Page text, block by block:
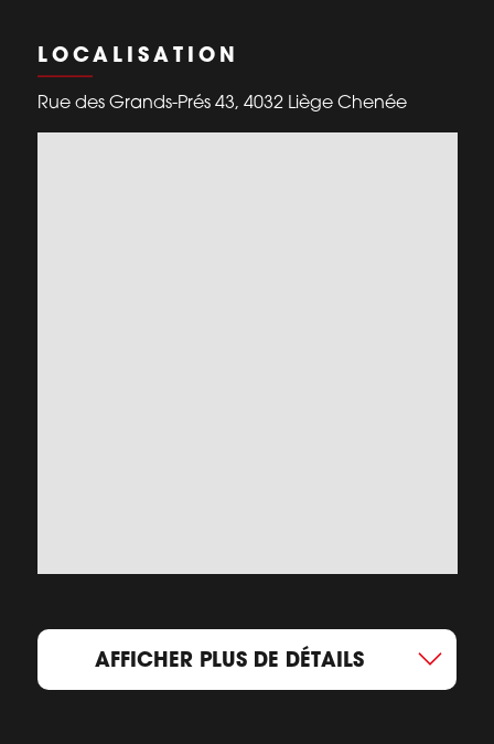
LOCALISATION
Rue des Grands-Prés 43, 4032 Liège Chenée
AFFICHER PLUS DE DÉTAILS